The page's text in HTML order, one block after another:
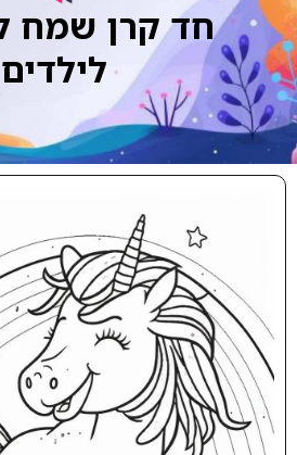
חד קרן שמח
לילדים